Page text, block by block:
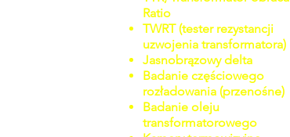
Ratio
TWRT (tester rezystancji
uzwojenia transformatora)
Jasnobrązowy delta
Badanie częściowego
rozładowania (przenośne)
Badanie oleju
transformatorowego